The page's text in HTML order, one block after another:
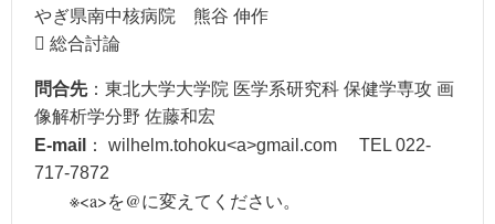
やぎ県南中核病院 熊谷 伸作
 総合討論
問合先：東北大学大学院 医学系研究科 保健学専攻 画
像解析学分野 佐藤和宏
E-mail
：
wilhelm.tohoku<a>gmail.com TEL 022-
717-7872
※<a>を@に変えてください。